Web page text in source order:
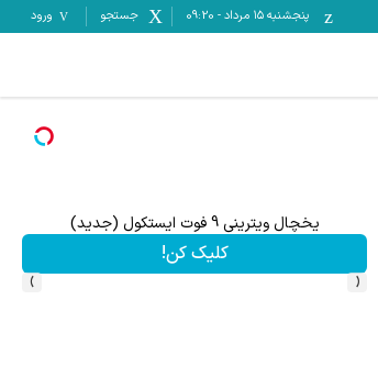
پنجشنبه ۱۵ مرداد -
09:20 جستجو ورود
مشاهده و خرید
‹
›